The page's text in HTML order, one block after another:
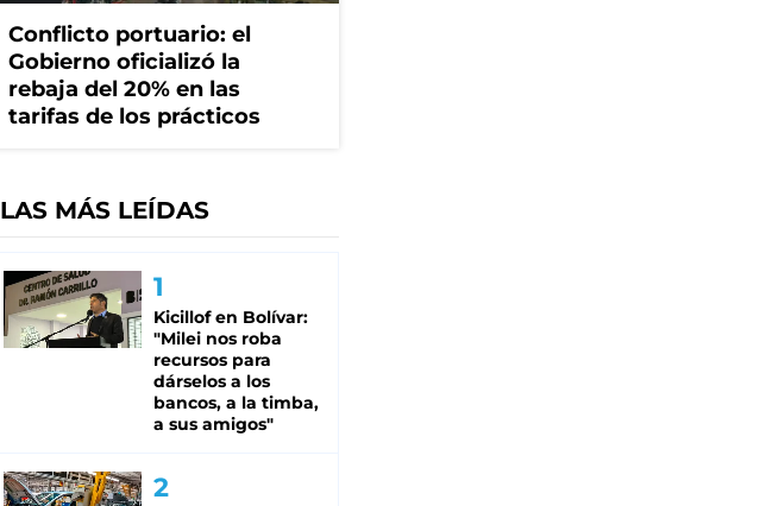
Conflicto portuario: el
Gobierno oficializó la
rebaja del 20% en las
tarifas de los prácticos
LAS MÁS LEÍDAS
Kicillof en Bolívar:
"Milei nos roba
recursos para
dárselos a los
bancos, a la timba,
a sus amigos"